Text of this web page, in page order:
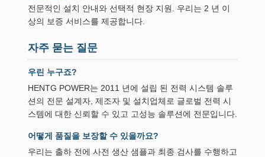
전문적인 설치 안내와 선택적 현장 지원. 우리는 2 년 이
상의 보증 서비스를 제공합니다.
자주 묻는 질문
우린 누구죠?
HENTG POWER는 2011 년에 설립 된 전력 시스템 솔루
션의 전문 설계자, 제조자 및 설치업체로 글로벌 전력 시
스템에 대한 신뢰할 수 있고 고성능 솔루션에 전문입니다.
어떻게 품질을 보장할 수 있을까요?
우리는 출하 전에 사전 생산 샘플과 최종 검사를 수행하고